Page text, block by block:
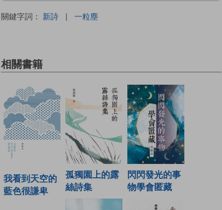
關鍵字詞： 新詩 | 一粒塵
相關書籍
我看到天空的
藍色很謙卑
孤獨園上的露
絲詩集
閃閃發光的事
物學會匿藏